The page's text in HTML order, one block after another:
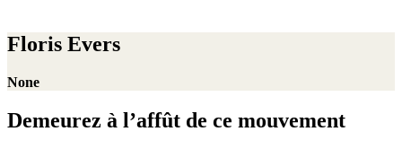
Floris Evers
None
Demeurez à l’affût de ce mouvement